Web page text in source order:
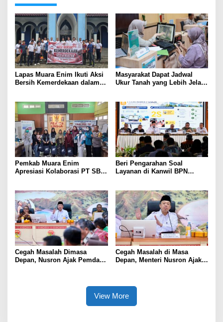
Lapas Muara Enim Ikuti Aksi
Bersih Kemerdekaan dalam
Masyarakat Dapat Jadwal
Ukur Tanah yang Lebih Jelas
Pemkab Muara Enim
Apresiasi Kolaborasi PT SBS
Beri Pengarahan Soal
Layanan di Kanwil BPN
Pandang Masyarakat
Cegah Masalah Dimasa
Depan, Nusron Ajak Pemda
Cegah Masalah di Masa
Depan, Menteri Nusron Ajak
View More